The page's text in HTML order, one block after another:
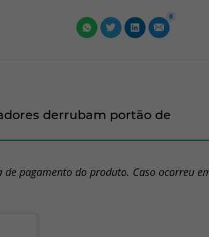
0
derrubam portão de
pagamento do produto. Caso ocorreu